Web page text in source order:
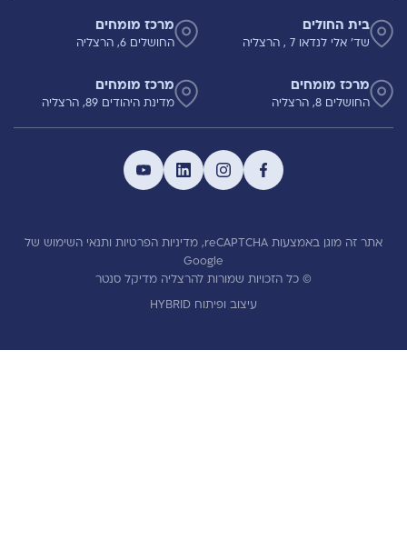
בית החולים
שד' אלי לנדאו 7 , הרצליה
מרכז מומחים
החושלים 6, הרצליה
מרכז מומחים
החושלים 8, הרצליה
מרכז מומחים
מדינת היהודים 89, הרצליה
אתר זה מוגן באמצעות reCAPTCHA, מדיניות הפרטיות ותנאי השימוש של
Google
© כל הזכויות שמורות להרצליה מדיקל סנטר
עיצוב ופיתוח HYBRID